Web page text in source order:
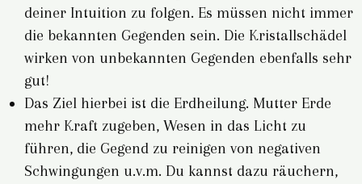
deiner Intuition zu folgen. Es müssen nicht immer
die bekannten Gegenden sein. Die Kristallschädel
wirken von unbekannten Gegenden ebenfalls sehr
gut!
Das Ziel hierbei ist die Erdheilung. Mutter Erde
mehr Kraft zugeben, Wesen in das Licht zu
führen, die Gegend zu reinigen von negativen
Schwingungen u.v.m. Du kannst dazu räuchern,